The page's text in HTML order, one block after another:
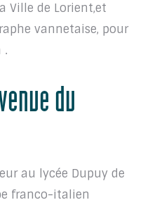
Ville de Lorient,et
vannetaise, pour
.
du
au lycée Dupuy de
franco-italien